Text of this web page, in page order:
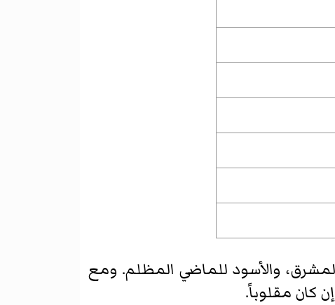
والأسود للماضي المظلم. ومع
كان مقلوباً.